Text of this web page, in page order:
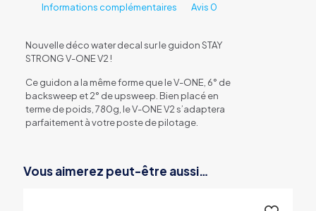
Informations complémentaires
Avis 0
Nouvelle déco water decal sur le guidon STAY
STRONG V-ONE V2 !
Ce guidon a la même forme que le V-ONE, 6° de
backsweep et 2° de upsweep. Bien placé en
terme de poids, 780g, le V-ONE V2 s’adaptera
parfaitement à votre poste de pilotage.
Vous aimerez peut-être aussi…